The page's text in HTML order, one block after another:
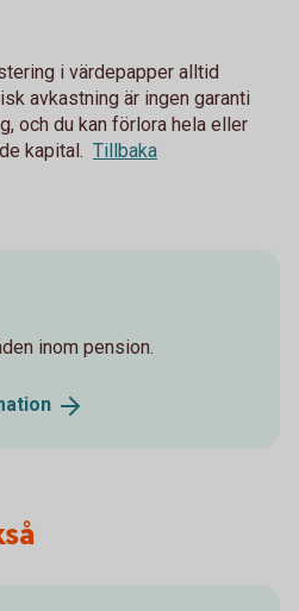
i värdepapper alltid
avkastning är ingen garanti
och du kan förlora hela eller
kapital. Tillbaka
inom pension.